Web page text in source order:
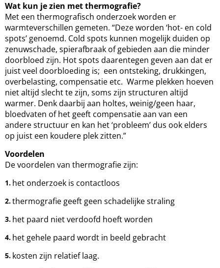
Wat kun je zien met thermografie?
Met een thermografisch onderzoek worden er
warmteverschillen gemeten. “Deze worden ‘hot- en cold
spots’ genoemd. Cold spots kunnen mogelijk duiden op
zenuwschade, spierafbraak of gebieden aan die minder
doorbloed zijn. Hot spots daarentegen geven aan dat er
juist veel doorbloeding is; een ontsteking, drukkingen,
overbelasting, compensatie etc. Warme plekken hoeven
niet altijd slecht te zijn, soms zijn structuren altijd
warmer. Denk daarbij aan holtes, weinig/geen haar,
bloedvaten of het geeft compensatie aan van een
andere structuur en kan het ‘probleem’ dus ook elders
op juist een koudere plek zitten.”
Voordelen
De voordelen van thermografie zijn:
het onderzoek is contactloos
thermografie geeft geen schadelijke straling
het paard niet verdoofd hoeft worden
het gehele paard wordt in beeld gebracht
kosten zijn relatief laag.